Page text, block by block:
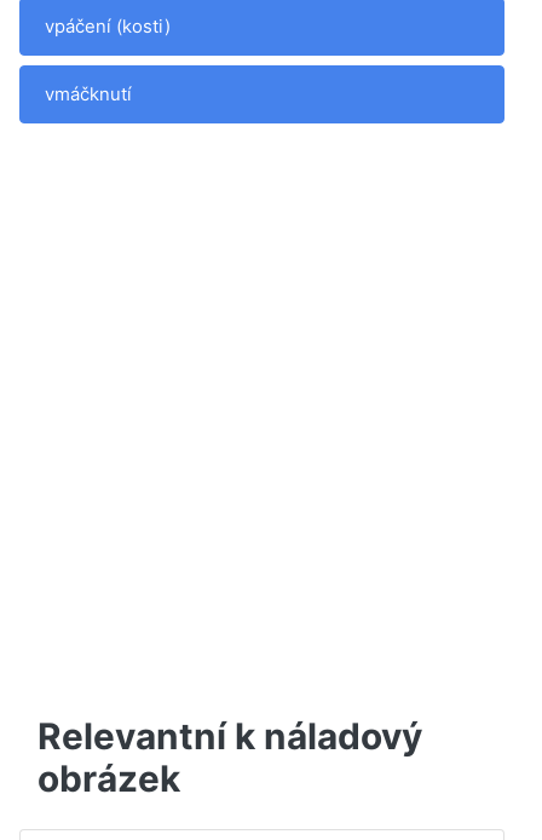
vpáčení (kosti)
vmáčknutí
Relevantní k náladový
obrázek